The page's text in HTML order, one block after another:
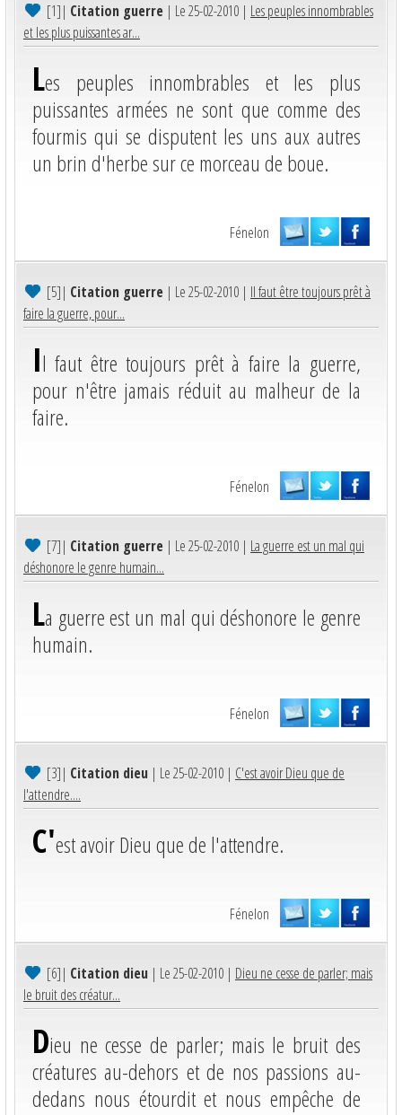
[1]| Citation guerre | Le 25-02-2010 | Les peuples innombrables
et les plus puissantes ar...
Les peuples innombrables et les plus
puissantes armées ne sont que comme des
fourmis qui se disputent les uns aux autres
un brin d'herbe sur ce morceau de boue.
Fénelon
[5]| Citation guerre | Le 25-02-2010 | Il faut être toujours prêt à
faire la guerre, pour...
Il faut être toujours prêt à faire la guerre,
pour n'être jamais réduit au malheur de la
faire.
Fénelon
[7]| Citation guerre | Le 25-02-2010 | La guerre est un mal qui
déshonore le genre humain...
La guerre est un mal qui déshonore le genre
humain.
Fénelon
[3]| Citation dieu | Le 25-02-2010 | C'est avoir Dieu que de
l'attendre....
C'est avoir Dieu que de l'attendre.
Fénelon
[6]| Citation dieu | Le 25-02-2010 | Dieu ne cesse de parler; mais
le bruit des créatur...
Dieu ne cesse de parler; mais le bruit des
créatures au-dehors et de nos passions au-
dedans nous étourdit et nous empêche de